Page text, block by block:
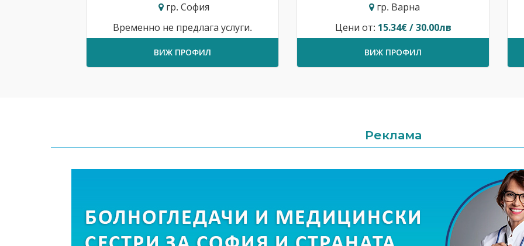
гр. София
Временно не предлага услуги.
ВИЖ ПРОФИЛ
гр. Варна
Цени от: 15.34€ / 30.00лв
ВИЖ ПРОФИЛ
Реклама